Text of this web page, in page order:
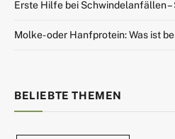
Erste Hilfe bei Schwindelanfällen
Molke- oder Hanfprotein: Was ist
BELIEBTE THEMEN